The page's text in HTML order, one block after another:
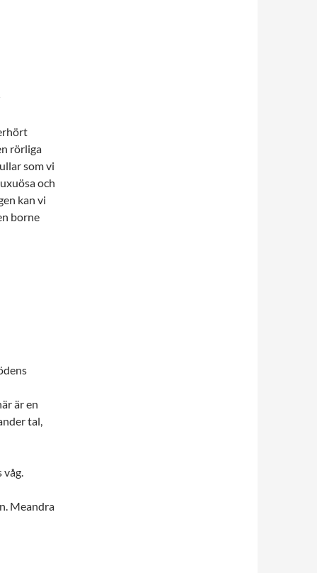
rörliga
som vi
och
kan vi
borne
är en
tal,
våg.
Meandra